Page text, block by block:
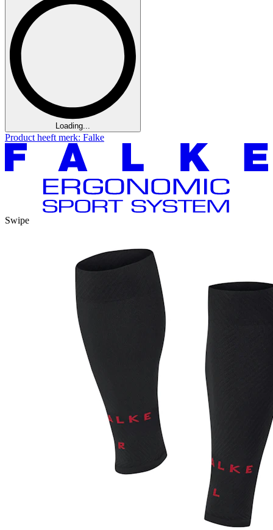
Loading...
Product heeft merk: Falke
Swipe